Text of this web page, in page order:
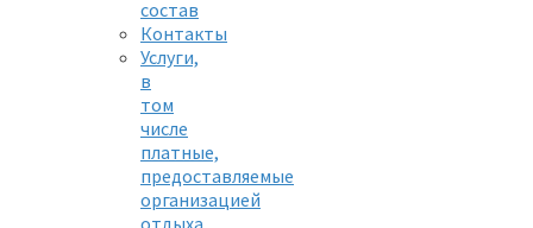
состав
Контакты
Услуги,
в
том
числе
платные,
предоставляемые
организацией
отдыха